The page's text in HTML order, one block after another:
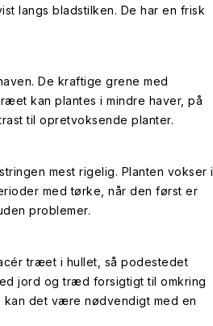
langs bladstilken. De har en frisk
De kraftige grene med
kan plantes i mindre haver, på
til opretvoksende planter.
mest rigelig. Planten vokser i
med tørke, når den først er
problemer.
træet i hullet, så podestedet
jord og træd forsigtigt til omkring
kan det være nødvendigt med en